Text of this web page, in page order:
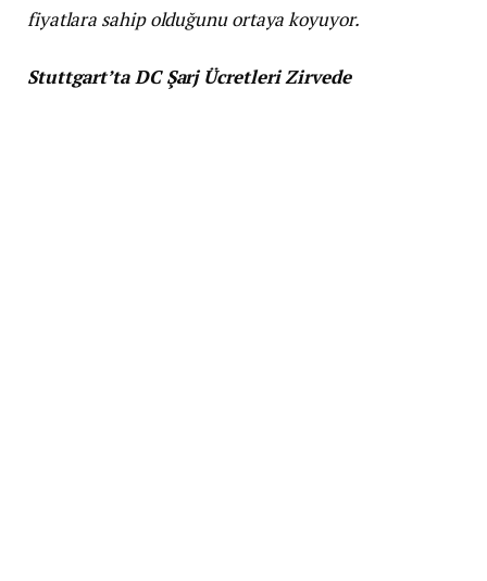
fiyatlara sahip olduğunu ortaya koyuyor.
Stuttgart’ta DC Şarj Ücretleri Zirvede